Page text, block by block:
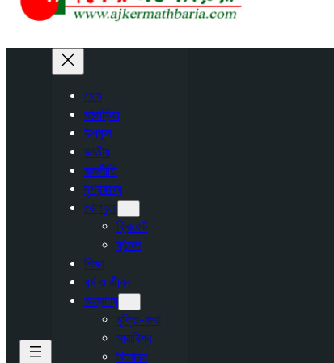
হোম
মঠবাড়িয়া
উপকূল
জাতীয়
রাজনীতি
দৃশ্যকাব্য
খেলাধুলা
ক্রিকেট
ফুটবল
শিক্ষা
ধর্ম ও জীবন
অন্যান্য
মুক্তি-কথা
সারাবিশ্ব
বিনোদন